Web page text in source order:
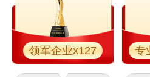
领军企业x127 专